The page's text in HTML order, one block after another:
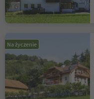
Na życzenie